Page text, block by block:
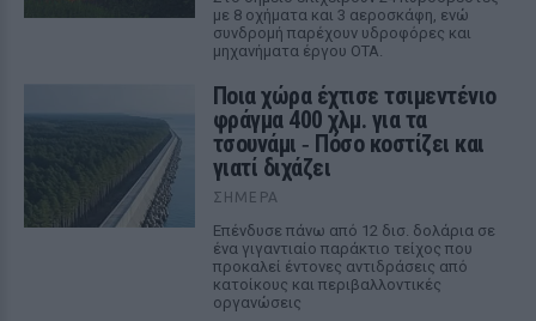
με 8 οχήματα και 3 αεροσκάφη, ενώ
συνδρομή παρέχουν υδροφόρες και
μηχανήματα έργου ΟΤΑ.
Ποια χώρα έχτισε τσιμεντένιο
φράγμα 400 χλμ. για τα
τσουνάμι ‑ Πόσο κοστίζει και
γιατί διχάζει
ΣΉΜΕΡΑ
Επένδυσε πάνω από 12 δισ. δολάρια σε
ένα γιγαντιαίο παράκτιο τείχος που
προκαλεί έντονες αντιδράσεις από
κατοίκους και περιβαλλοντικές
οργανώσεις